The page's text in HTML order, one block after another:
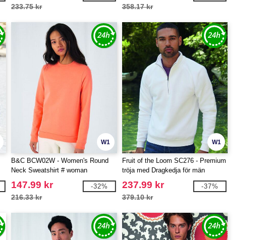
233.75 kr 358.17 kr
W1
B&C BCW02W - Women's Round
Neck Sweatshirt # woman
147.99 kr
216.33 kr
-32%
W1
Fruit of the Loom SC276 - Premium
tröja med Dragkedja för män
237.99 kr
379.10 kr
-37%